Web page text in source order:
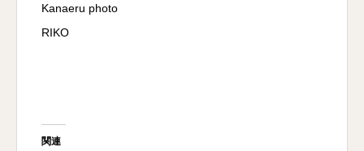
Kanaeru photo
RIKO
関連